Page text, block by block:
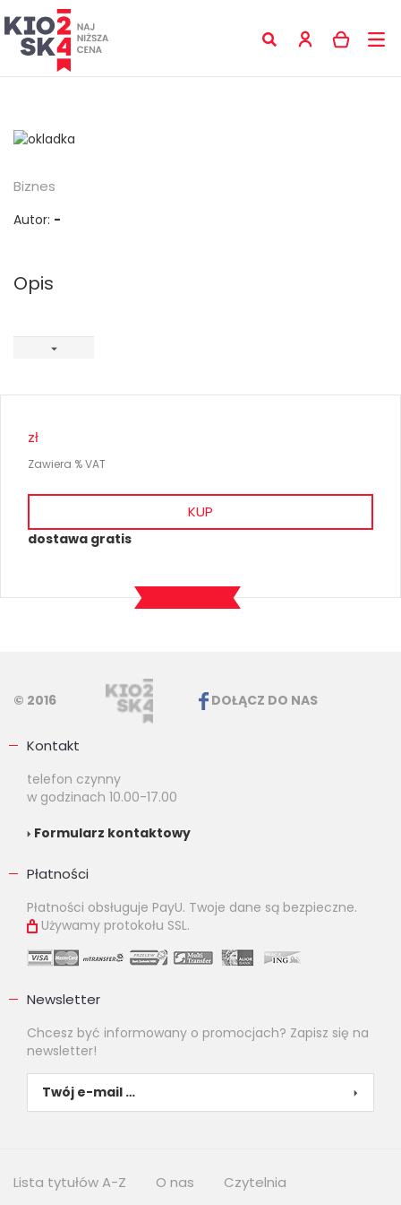
Biznes
Autor: -
Opis
zł
Zawiera % VAT
KUP
dostawa gratis
© 2016 DOŁĄCZ DO NAS
Kontakt
telefon czynny
w godzinach 10.00-17.00
Formularz kontaktowy
Płatności
Płatności obsługuje PayU. Twoje dane są bezpieczne.
Używamy protokołu SSL.
Newsletter
Chcesz być informowany o promocjach? Zapisz się na
newsletter!
Lista tytułów A-Z O nas Czytelnia